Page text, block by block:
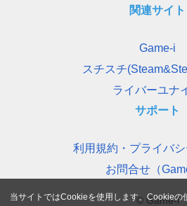
関連サイト
Game-i
スチスチ
ライバーユナ
サポート
利用規約・プライバ
お問合せ（
© Game-i
当サイトではCookieを使用します。Cookieの